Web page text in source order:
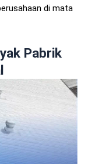
di mata
Pabrik